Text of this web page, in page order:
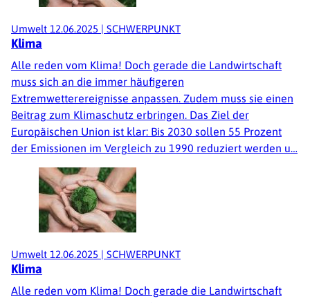
Umwelt 12.06.2025 | SCHWERPUNKT
Klima
Alle reden vom Klima! Doch gerade die Landwirtschaft
muss sich an die immer häufigeren
Extremwetterereignisse anpassen. Zudem muss sie einen
Beitrag zum Klimaschutz erbringen. Das Ziel der
Europäischen Union ist klar: Bis 2030 sollen 55 Prozent
der Emissionen im Vergleich zu 1990 reduziert werden u…
Umwelt 12.06.2025 | SCHWERPUNKT
Klima
Alle reden vom Klima! Doch gerade die Landwirtschaft